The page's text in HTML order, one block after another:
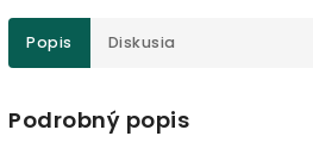
Popis Diskusia
Podrobný popis